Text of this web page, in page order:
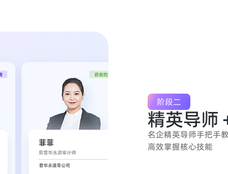
阶段二
精英导师
名企精英导师手把手
高效掌握核心技能